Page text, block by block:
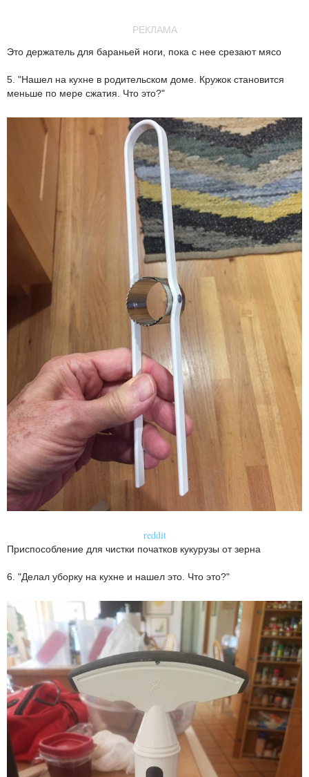
РЕКЛАМА
Это держатель для бараньей ноги, пока с нее срезают мясо
5. "Нашел на кухне в родительском доме. Кружок становится
меньше по мере сжатия. Что это?"
reddit
Приспособление для чистки початков кукурузы от зерна
6. "Делал уборку на кухне и нашел это. Что это?"